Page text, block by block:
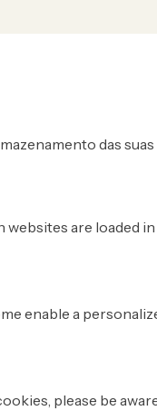
das
are loaded
enable a
please be